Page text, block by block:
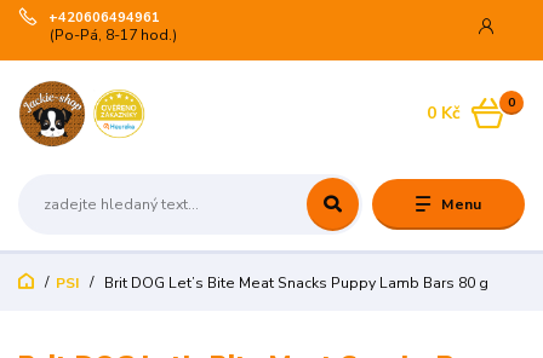
Menu
+420606494961
(Po-Pá, 8-17 hod.)
0
0 Kč
PSI Brit DOG Let’s Bite Meat Snacks Puppy Lamb Bars 80 g